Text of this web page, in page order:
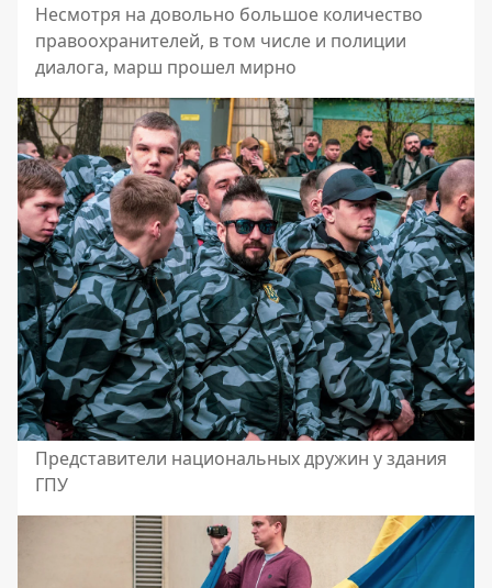
Несмотря на довольно большое количество
правоохранителей, в том числе и полиции
диалога, марш прошел мирно
Представители национальных дружин у здания
ГПУ